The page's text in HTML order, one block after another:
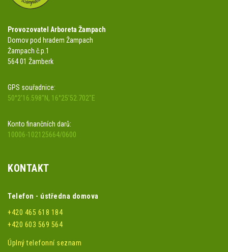
Provozovatel Arboreta Žampach
Domov pod hradem Žampach
Žampach č.p.1
564 01 Žamberk
GPS souřadnice:
50°2'16.598"N, 16°25'52.702"E
Konto finančních darů:
10006-102125664/0600
KONTAKT
Telefon - ústředna domova
+420 465 618 184
+420 603 569 564
Úplný telefonní seznam